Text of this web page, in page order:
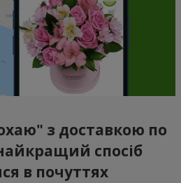
з доставкою по
спосіб
в почуттях